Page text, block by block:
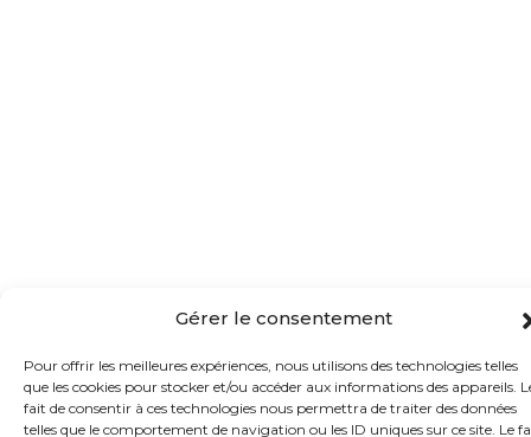
Gérer le consentement
Pour offrir les meilleures expériences, nous utilisons des technologies telles
que les cookies pour stocker et/ou accéder aux informations des appareils.
fait de consentir à ces technologies nous permettra de traiter des données
telles que le comportement de navigation ou les ID uniques sur ce site. Le